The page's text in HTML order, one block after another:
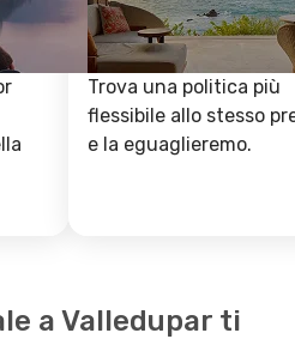
Trova una politica più
flessibile allo stesso
e la eguaglieremo.
a Valledupar ti